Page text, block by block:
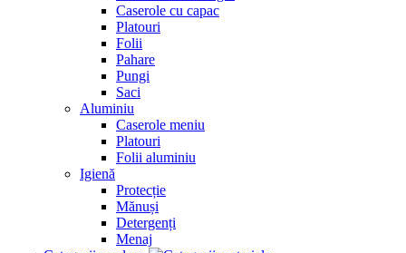
Caserole cu capac
Platouri
Folii
Pahare
Pungi
Saci
Aluminiu
Caserole meniu
Platouri
Folii aluminiu
Igienă
Protecție
Mănuși
Detergenți
Menaj